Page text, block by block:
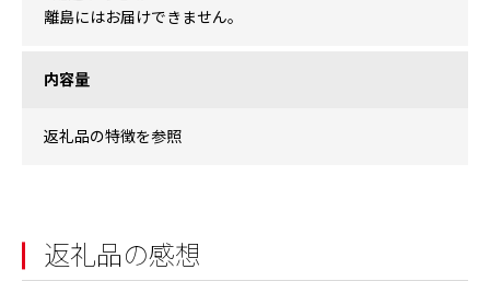
離島にはお届けできません。
内容量
返礼品の特徴を参照
返礼品の感想